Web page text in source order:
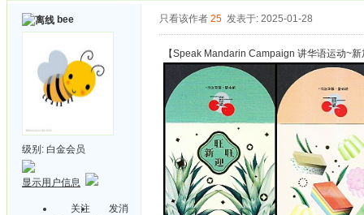
bee
级别: 白金会员
显示用户信息
关注
发消
只看该作者 25 发表于: 2025-01-28
【Speak Mandarin Campaign 讲华语运动~